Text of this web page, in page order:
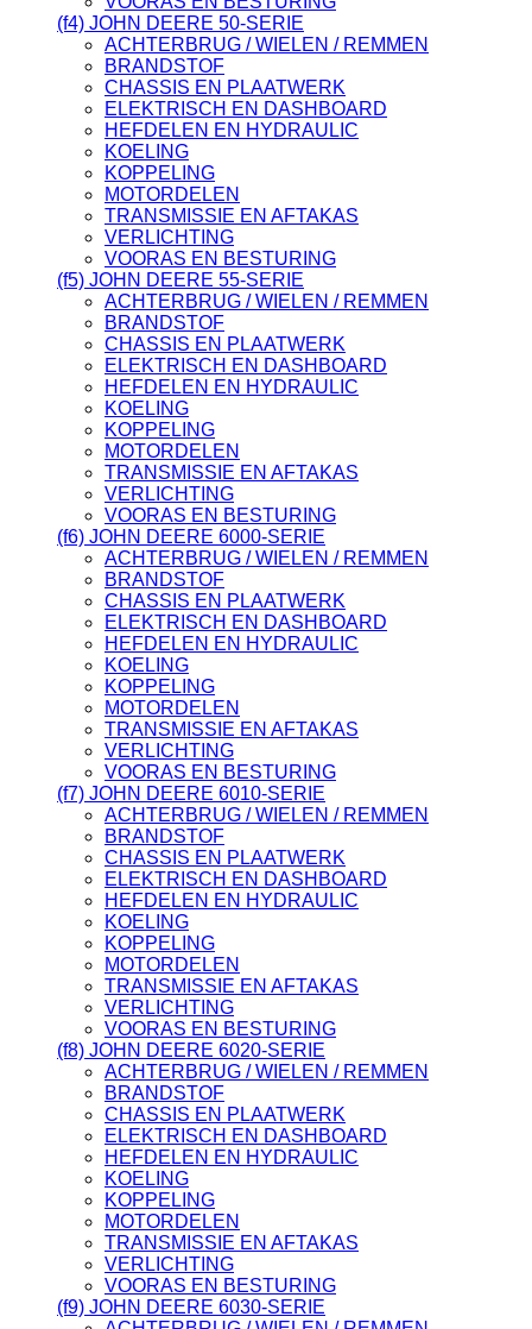
(f4) JOHN DEERE 50-SERIE
ACHTERBRUG / WIELEN / REMMEN
BRANDSTOF
CHASSIS EN PLAATWERK
ELEKTRISCH EN DASHBOARD
HEFDELEN EN HYDRAULIC
KOELING
KOPPELING
MOTORDELEN
TRANSMISSIE EN AFTAKAS
VERLICHTING
VOORAS EN BESTURING
(f5) JOHN DEERE 55-SERIE
ACHTERBRUG / WIELEN / REMMEN
BRANDSTOF
CHASSIS EN PLAATWERK
ELEKTRISCH EN DASHBOARD
HEFDELEN EN HYDRAULIC
KOELING
KOPPELING
MOTORDELEN
TRANSMISSIE EN AFTAKAS
VERLICHTING
VOORAS EN BESTURING
(f6) JOHN DEERE 6000-SERIE
ACHTERBRUG / WIELEN / REMMEN
BRANDSTOF
CHASSIS EN PLAATWERK
ELEKTRISCH EN DASHBOARD
HEFDELEN EN HYDRAULIC
KOELING
KOPPELING
MOTORDELEN
TRANSMISSIE EN AFTAKAS
VERLICHTING
VOORAS EN BESTURING
(f7) JOHN DEERE 6010-SERIE
ACHTERBRUG / WIELEN / REMMEN
BRANDSTOF
CHASSIS EN PLAATWERK
ELEKTRISCH EN DASHBOARD
HEFDELEN EN HYDRAULIC
KOELING
KOPPELING
MOTORDELEN
TRANSMISSIE EN AFTAKAS
VERLICHTING
VOORAS EN BESTURING
(f8) JOHN DEERE 6020-SERIE
ACHTERBRUG / WIELEN / REMMEN
BRANDSTOF
CHASSIS EN PLAATWERK
ELEKTRISCH EN DASHBOARD
HEFDELEN EN HYDRAULIC
KOELING
KOPPELING
MOTORDELEN
TRANSMISSIE EN AFTAKAS
VERLICHTING
VOORAS EN BESTURING
(f9) JOHN DEERE 6030-SERIE